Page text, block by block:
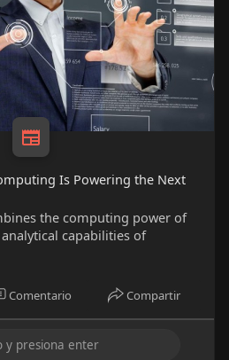
Is Powering the Next
the computing power of
capabilities of
Comentario Compartir